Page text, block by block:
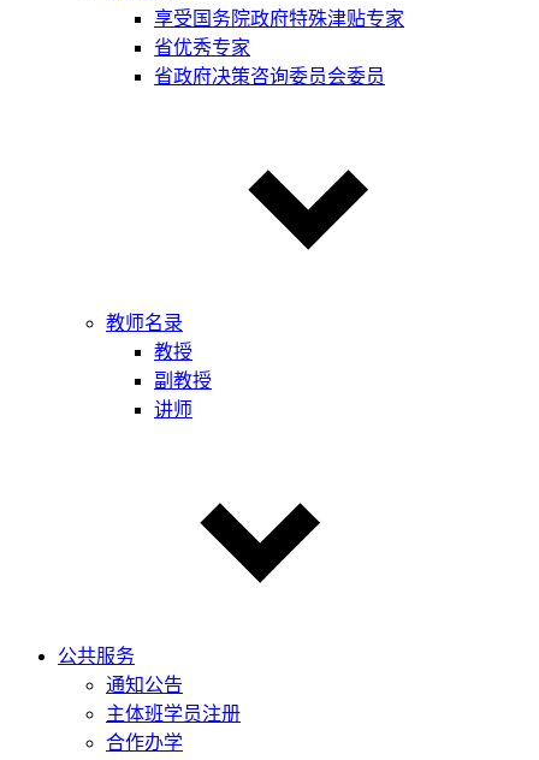
享受国务院政府特殊津贴专家
省优秀专家
省政府决策咨询委员会委员
教师名录
教授
副教授
讲师
公共服务
通知公告
主体班学员注册
合作办学